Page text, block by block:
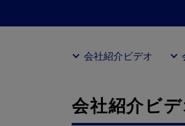
会社紹介ビデオ
会社紹介ビデ